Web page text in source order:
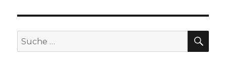
Suche
nach: